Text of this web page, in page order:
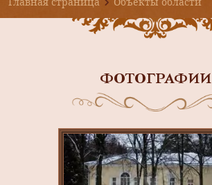
ФОТОГРАФИИ